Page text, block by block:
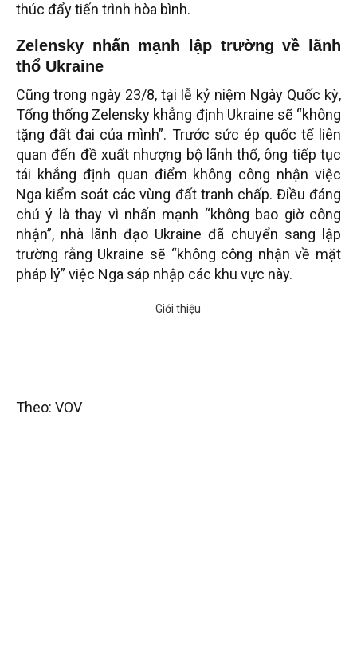
thúc đẩy tiến trình hòa bình.
Zelensky nhấn mạnh lập trường về lãnh
thổ Ukraine
Cũng trong ngày 23/8, tại lễ kỷ niệm Ngày Quốc kỳ,
Tổng thống Zelensky khẳng định Ukraine sẽ “không
tặng đất đai của mình”. Trước sức ép quốc tế liên
quan đến đề xuất nhượng bộ lãnh thổ, ông tiếp tục
tái khẳng định quan điểm không công nhận việc
Nga kiểm soát các vùng đất tranh chấp. Điều đáng
chú ý là thay vì nhấn mạnh “không bao giờ công
nhận”, nhà lãnh đạo Ukraine đã chuyển sang lập
trường rằng Ukraine sẽ “không công nhận về mặt
pháp lý” việc Nga sáp nhập các khu vực này.
Theo: VOV